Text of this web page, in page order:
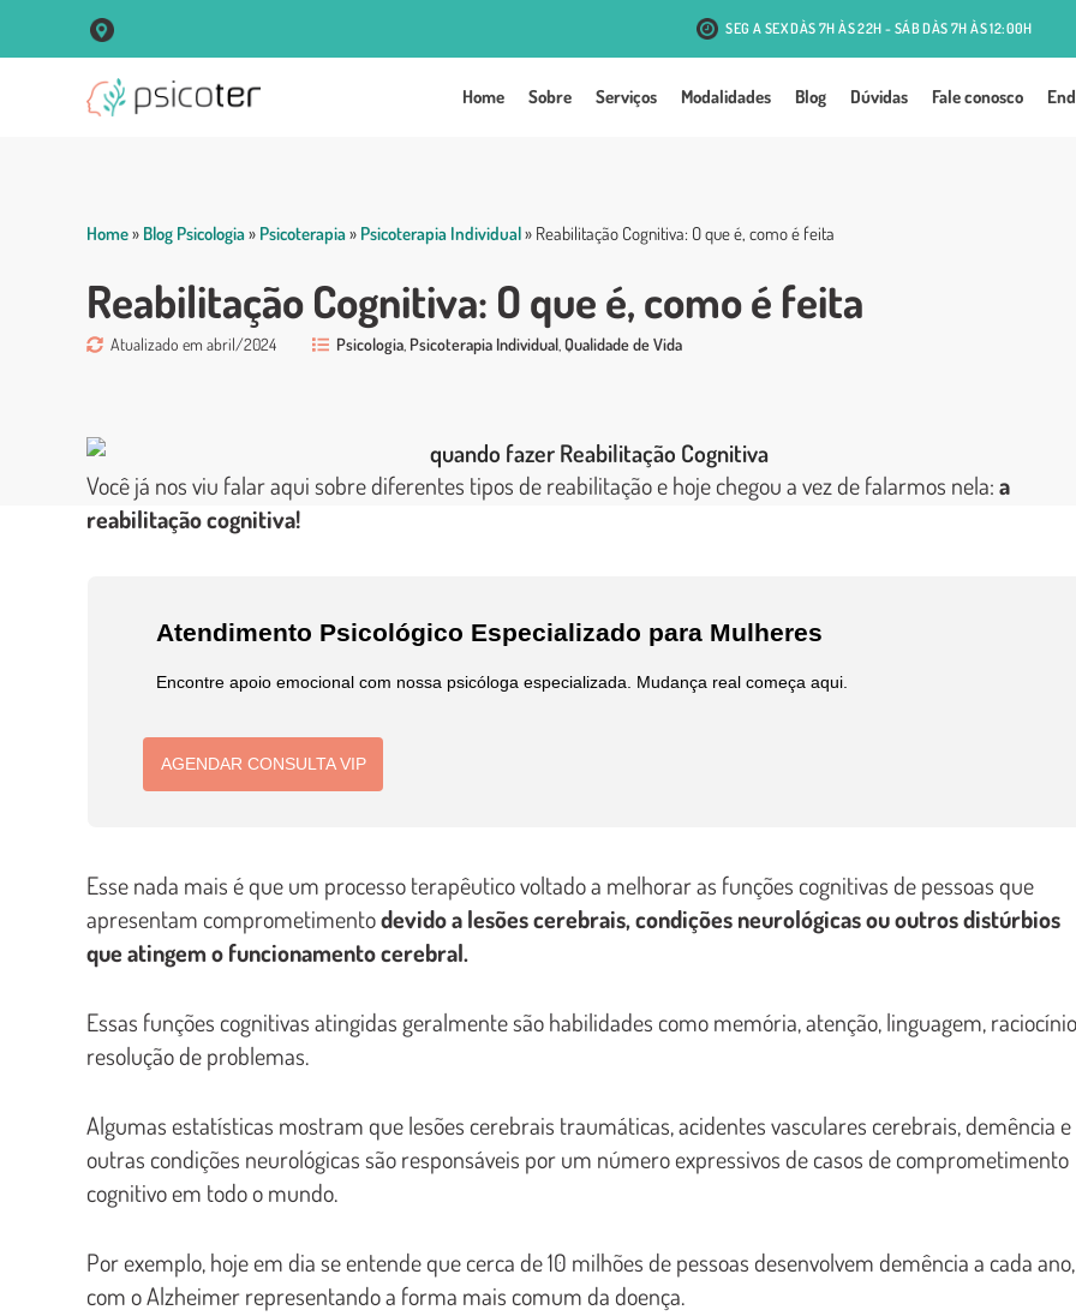
R. Vigário José Inácio, 250 Sala 102 Centro - Porto Alegre R. Antônio J. Mesquita, 131 - Passo d'Areia - Porto Alegre
SEG A SEX DÀS 7H ÀS 22H - SÁB DÀS 7H ÀS 12:00H
Home Sobre Serviços Modalidades Blog Dúvidas Fale conosco
Home» Blog Psicologia» Psicoterapia» Psicoterapia Individual» Reabilitação Cognitiva: O que é, como é feita
Reabilitação Cognitiva: O que é, como é feita
Atualizado em abril/2024 Psicologia Psicoterapia Individual Qualidade de Vida
Você já nos viu falar aqui sobre diferentes tipos de reabilitação e hoje chegou a vez de falarmos nela:a
reabilitação cognitiva!
Atendimento Psicológico Especializado para Mulheres
Encontre apoio emocional com nossa psicóloga especializada. Mudança real começa aqui.
AGENDAR CONSULTA VIP
Esse nada mais é que um processo terapêutico voltado a melhorar as funções cognitivas de pessoas que
apresentam comprometimentodevido a lesões cerebrais, condições neurológicas ou outros distúrbios
que atingem o funcionamento cerebral.
Essas funções cognitivas atingidas geralmente são habilidades como memória, atenção, linguagem,
resolução de problemas.
Algumas estatísticas mostram que lesões cerebrais traumáticas, acidentes vasculares cerebrais, demência e
outras condições neurológicas são responsáveis por um número expressivos de casos de comprometimento
cognitivo em todo o mundo.
Por exemplo, hoje em dia se entende que cerca de 10 milhões de pessoas desenvolvem demência a cada ano,
com o Alzheimer representando a forma mais comum da doença.